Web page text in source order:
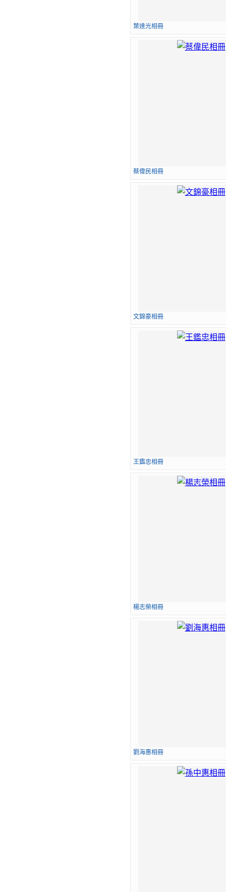
葉達光相冊
蔡偉民相冊
文錦豪相冊
王鑑忠相冊
楊志榮相冊
劉海惠相冊